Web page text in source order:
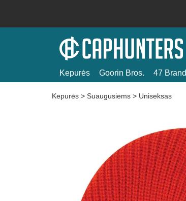
Kepurės Goorin Bros. 47 Brand
Kepurės > Suaugusiems > Uniseksas